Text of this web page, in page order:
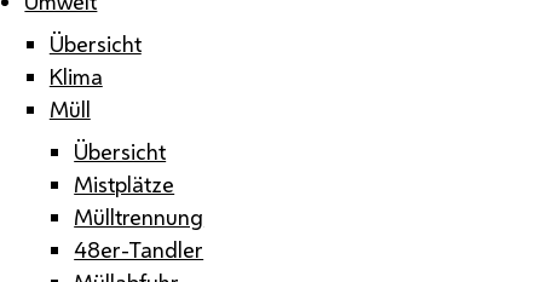
Übersicht
Klima
Müll
Übersicht
Mistplätze
Mülltrennung
48er-Tandler